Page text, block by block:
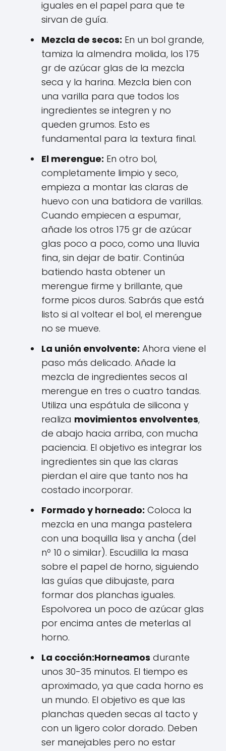
iguales en el papel para que te
sirvan de guía.
Mezcla de secos: En un bol grande,
tamiza la almendra molida, los 175
gr de azúcar glas de la mezcla
seca y la harina. Mezcla bien con
una varilla para que todos los
ingredientes se integren y no
queden grumos. Esto es
fundamental para la textura final.
El merengue: En otro bol,
completamente limpio y seco,
empieza a montar las claras de
huevo con una batidora de varillas.
Cuando empiecen a espumar,
añade los otros 175 gr de azúcar
glas poco a poco, como una lluvia
fina, sin dejar de batir. Continúa
batiendo hasta obtener un
merengue firme y brillante, que
forme picos duros. Sabrás que está
listo si al voltear el bol, el merengue
no se mueve.
La unión envolvente: Ahora viene el
paso más delicado. Añade la
mezcla de ingredientes secos al
merengue en tres o cuatro tandas.
Utiliza una espátula de silicona y
realiza movimientos envolventes,
de abajo hacia arriba, con mucha
paciencia. El objetivo es integrar los
ingredientes sin que las claras
pierdan el aire que tanto nos ha
costado incorporar.
Formado y horneado: Coloca la
mezcla en una manga pastelera
con una boquilla lisa y ancha (del
nº 10 o similar). Escudilla la masa
sobre el papel de horno, siguiendo
las guías que dibujaste, para
formar dos planchas iguales.
Espolvorea un poco de azúcar glas
por encima antes de meterlas al
horno.
La cocción:Horneamos durante
unos 30-35 minutos. El tiempo es
aproximado, ya que cada horno es
un mundo. El objetivo es que las
planchas queden secas al tacto y
con un ligero color dorado. Deben
ser manejables pero no estar